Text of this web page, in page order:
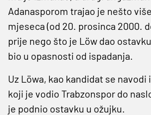
Adanasporom trajao je nešto
mjeseca (od 20. prosinca 2000.
prije nego što je Löw dao
bio u opasnosti od ispadanja.
Uz Löwa, kao kandidat se navodi
koji je vodio Trabzonspor do
je podnio ostavku u ožujku.